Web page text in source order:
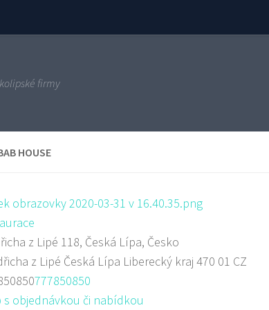
firmy
HOUSE
z Lipé 118, Česká Lípa, Česko
z Lipé Česká Lípa Liberecký kraj 470 01 CZ
777850850
s objednávkou či nabídkou